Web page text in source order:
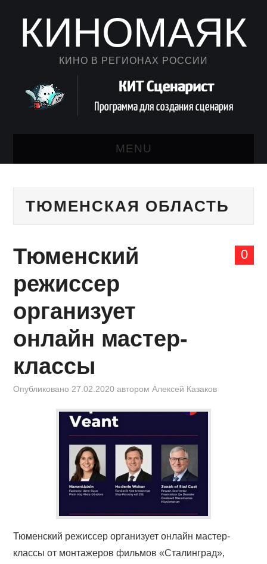
КИНОМАЯК
КИНО В РЕГИОНАХ РОССИИ
MENU
КАЛЕНДАРЬ
КОНТАКТЫ
ВОЙТИ
ТЮМЕНСКАЯ ОБЛАСТЬ
0
Тюменский
режиссер
организует
онлайн мастер-
классы
Опубликовано 27.02.2020 авторомАлексей Казаков
Тюменский режиссер организует онлайн мастер-
классы от монтажеров фильмов «Сталинград»,